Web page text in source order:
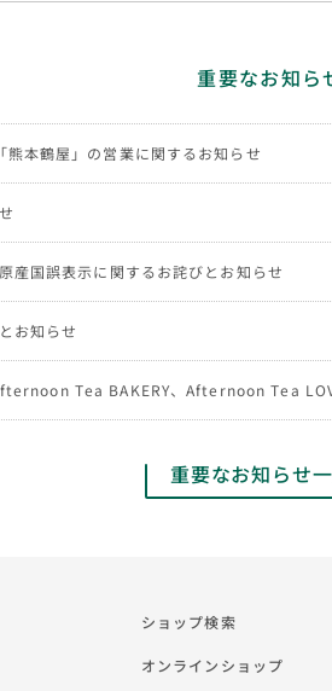
重要なお知ら
本鶴屋」の営業に関するお知らせ
国誤表示に関するお詫びとお知らせ
お知らせ
Tea BAKERY、Afternoon Tea
重要なお知らせ
ショップ検索
オンラインショップ